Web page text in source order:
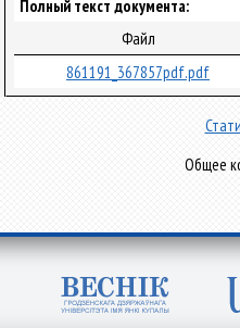
Полный текст документа:
Файл
861191_367857pdf.pdf
Общее